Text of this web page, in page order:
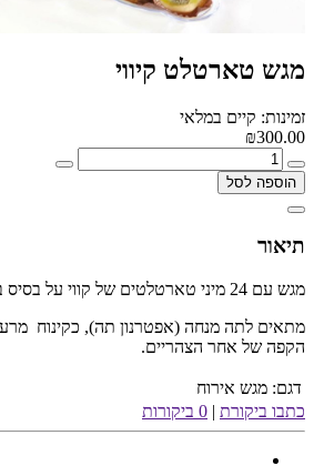
מגש טארטלט קיווי
זמינות: קיים במלאי
₪300.00
הוספה לסל
תיאור
מגש עם 24 מיני טארטלטים של קווי על בסיס בצק פרי וקרם פטיסייה.
מתאים לתה מנחה (אפטרנון תה), כקינוח
הקפה של אחר הצהריים.
דגם: מגש אירוח
כתבו ביקורת | 0 ביקורות